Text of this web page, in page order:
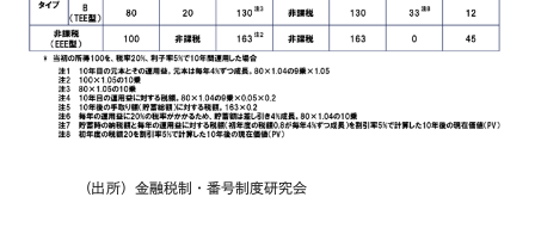
(出所）金融税制・番号制度研究会